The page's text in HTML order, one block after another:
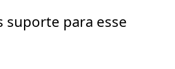
suporte para esse